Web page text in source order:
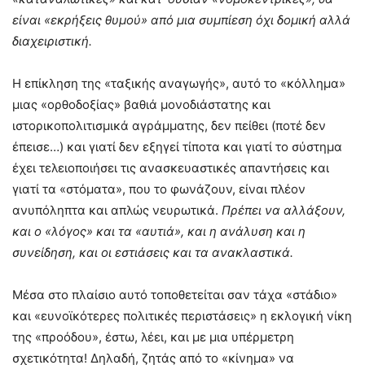
είναι «εκρήξεις θυμού» από μια συμπίεση όχι δομική αλλά
διαχειριστική.
Η επίκληση της «ταξικής αναγωγής», αυτό το «κόλλημα»
μιας «ορθοδοξίας» βαθιά μονοδιάστατης και
ιστορικοπολιτισμικά αγράμματης, δεν πείθει (ποτέ δεν
έπεισε…) και γιατί δεν εξηγεί τίποτα και γιατί το σύστημα
έχει τελειοποιήσει τις ανασκευαστικές απαντήσεις και
γιατί τα «στόματα», που το φωνάζουν, είναι πλέον
ανυπόληπτα και απλώς νευρωτικά. Πρέπει να αλλάξουν,
και ο «λόγος» και τα «αυτιά», και η ανάλυση και η
συνείδηση, και οι εστιάσεις και τα ανακλαστικά.
Μέσα στο πλαίσιο αυτό τοποθετείται σαν τάχα «στάδιο»
και «ευνοϊκότερες πολιτικές περιστάσεις» η εκλογική νίκη
της «προόδου», έστω, λέει, και με μια υπέρμετρη
σχετικότητα! Δηλαδή, ζητάς από το «κίνημα» να